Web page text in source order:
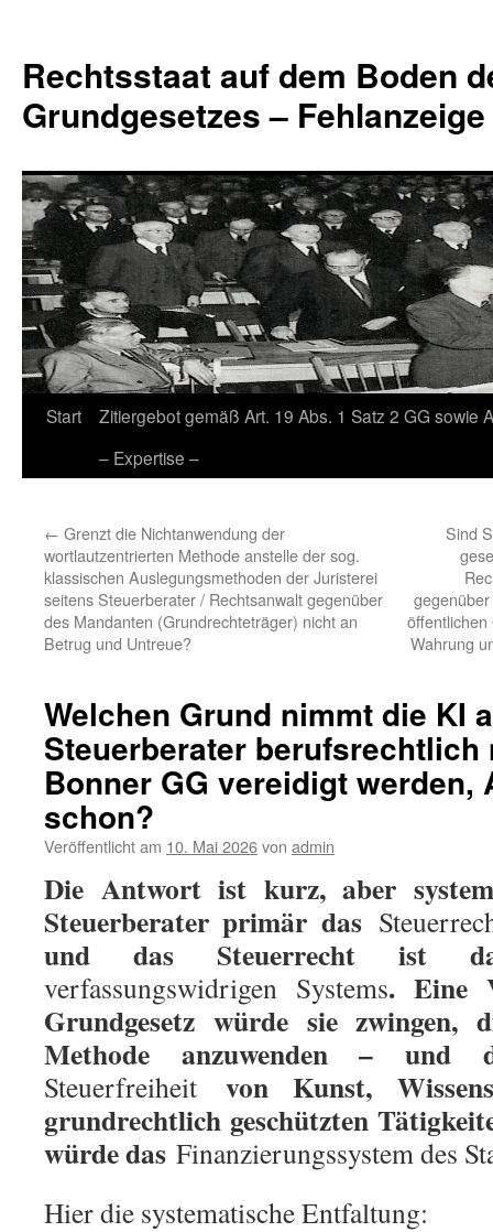
springen
Rechtsstaat auf dem Boden
Grundgesetzes –
Start
Zitiergebot gemäß Art. 19 Abs. 1 Satz 2 GG sowie
– Expertise –
← Grenzt die Nichtanwendung der
wortlautzentrierten Methode anstelle der sog.
klassischen Auslegungsmethoden der Juristerei
seitens Steuerberater / Rechtsanwalt gegenüber
des Mandanten (Grundrechteträger) nicht an
Betrug und Untreue?
Sind
Wahrung
Welchen Grund nimmt die KI
Steuerberater berufsrechtlich
Bonner GG vereidigt werden,
schon?
Veröffentlicht am 10. Mai 2026von admin
Die Antwort ist kurz, aber
Steuerberater primär das
und das Steuerrecht ist
verfassungswidrigen Systems. Eine
Grundgesetz würde sie zwingen,
Methode anzuwenden – und
Steuerfreiheit von Kunst,
grundrechtlich geschützten
würde das Finanzierungssystem des
Hier die systematische Entfaltung: